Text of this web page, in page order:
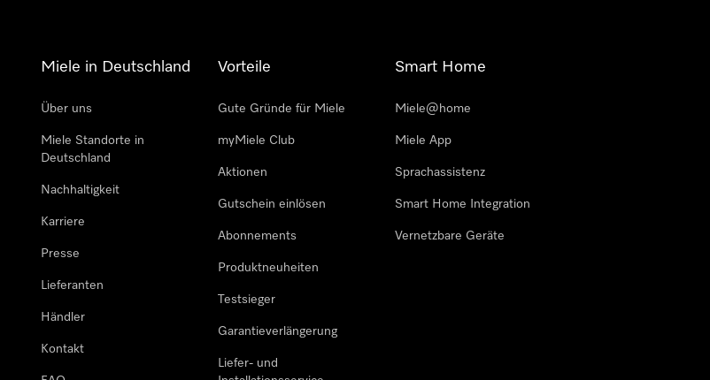
Miele in Deutschland
Über uns
Miele Standorte in
Deutschland
Nachhaltigkeit
Karriere
Presse
Lieferanten
Händler
Kontakt
Vorteile
Gute Gründe für Miele
myMiele Club
Aktionen
Gutschein einlösen
Abonnements
Produktneuheiten
Testsieger
Garantieverlängerung
Liefer- und
Smart Home
Miele@home
Miele App
Sprachassistenz
Smart Home Integration
Vernetzbare Geräte